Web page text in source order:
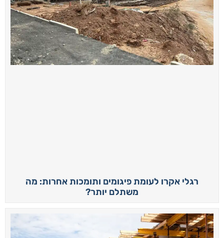
רגלי אקרו לעומת פיגומים ותומכות אחרות: מה
משתלם יותר?